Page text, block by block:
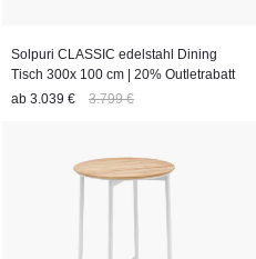
Solpuri CLASSIC edelstahl Dining
Tisch 300x 100 cm | 20% Outletrabatt
ab 3.039 € 3.799 €